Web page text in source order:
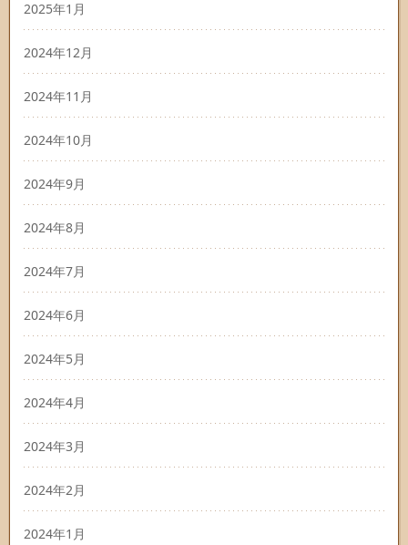
2025年1月
2024年12月
2024年11月
2024年10月
2024年9月
2024年8月
2024年7月
2024年6月
2024年5月
2024年4月
2024年3月
2024年2月
2024年1月